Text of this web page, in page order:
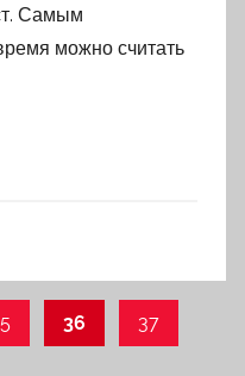
Самым
можно считать
36 37